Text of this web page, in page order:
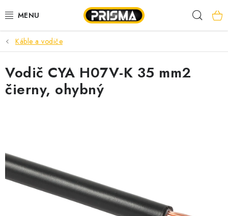
na
AKCIE
LED PÁSY
MODULÁRNE PRÍSTROJE
SVORKY, ROZBOČOVAČE A OSTATNÉ
Káble a vodiče
Vodič CYA H07V-K 35 mm2
čierny, ohybný